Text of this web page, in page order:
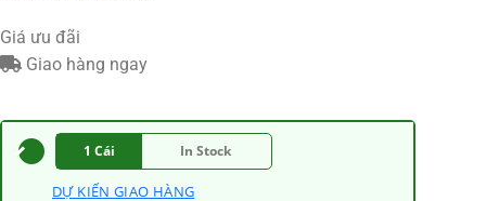
Giá ưu đãi
Giao hàng ngay
1 Cái In Stock
DỰ KIẾN GIAO HÀNG